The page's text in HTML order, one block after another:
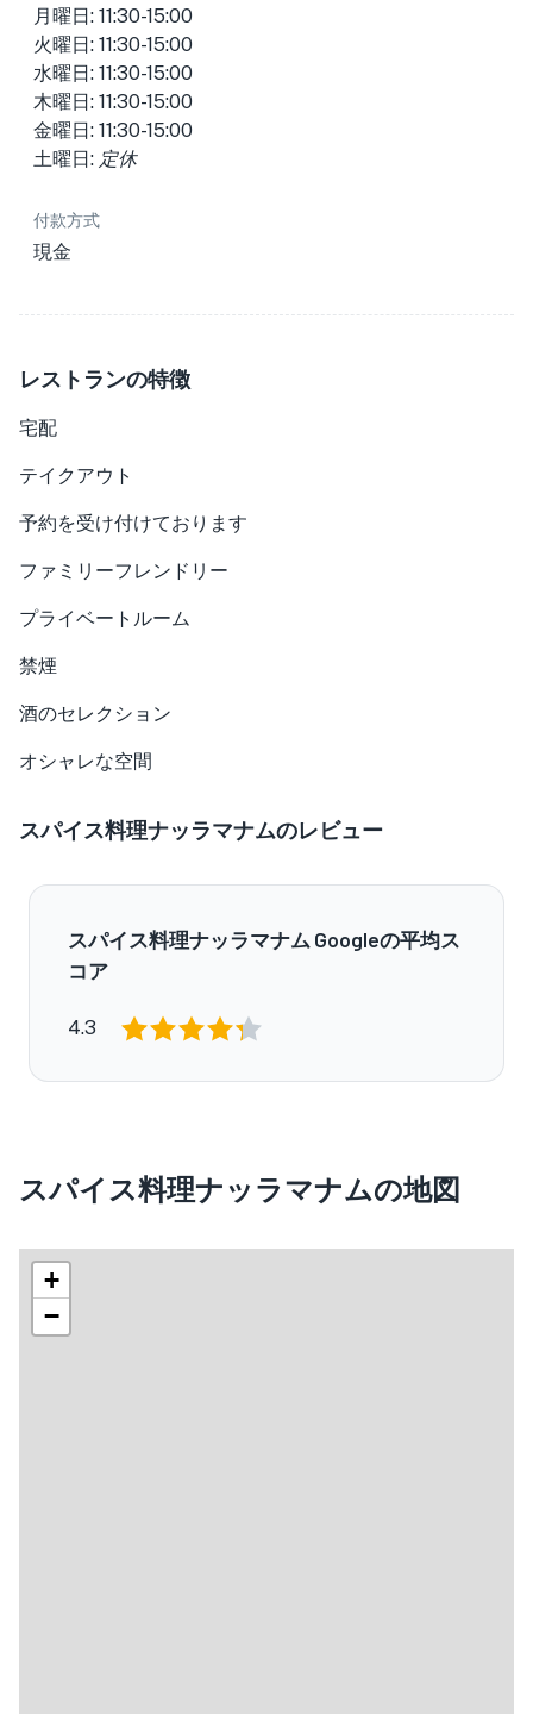
月曜日: 11:30-15:00
火曜日: 11:30-15:00
水曜日: 11:30-15:00
木曜日: 11:30-15:00
金曜日: 11:30-15:00
土曜日: 定休
付款方式
現金
レストランの特徴
宅配
テイクアウト
予約を受け付けております
ファミリーフレンドリー
プライベートルーム
禁煙
酒のセレクション
オシャレな空間
スパイス料理ナッラマナムのレビュー
スパイス料理ナッラマナム Googleの平均ス
コア
4.3
スパイス料理ナッラマナムの地図
+
−